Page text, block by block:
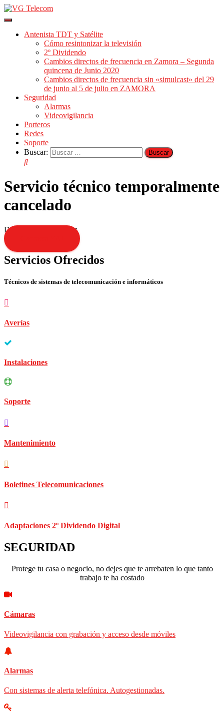
Cambiar
navegación
Antenista TDT y Satélite
Cómo resintonizar la televisión
2º Dividendo
Cambios directos de frecuencia en Zamora – Segunda
quincena de Junio 2020
Cambios directos de frecuencia sin «simulcast» del 29
de junio al 5 de julio en ZAMORA
Seguridad
Alarmas
Videovigilancia
Porteros
Redes
Soporte
Buscar:
Servicio técnico temporalmente
cancelado
Disculpen las molestias
Servicios Ofrecidos
Técnicos de sistemas de telecomunicación e informáticos
Averías
Instalaciones
Soporte
Mantenimiento
Boletines Telecomunicaciones
Adaptaciones 2º Dividendo Digital
SEGURIDAD
Protege tu casa o negocio, no dejes que te arrebaten lo que tanto
trabajo te ha costado
Cámaras
Videovigilancia con grabación y acceso desde móviles
Alarmas
Con sistemas de alerta telefónica. Autogestionadas.